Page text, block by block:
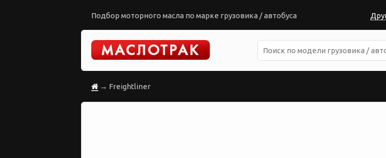
Подбор моторного масла по марке грузовика / автобуса
→ Freightliner